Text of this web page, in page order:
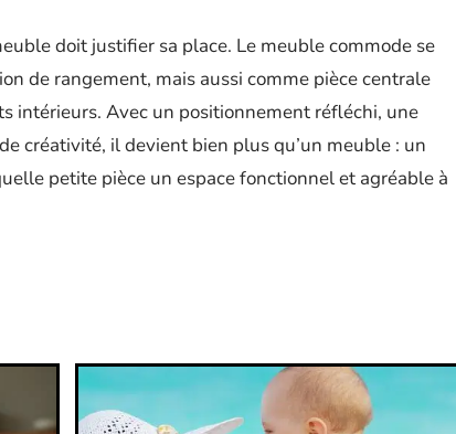
doit justifier sa place. Le meuble commode se
de rangement, mais aussi comme pièce centrale
intérieurs. Avec un positionnement réfléchi, une
créativité, il devient bien plus qu’un meuble : un
petite pièce un espace fonctionnel et agréable à